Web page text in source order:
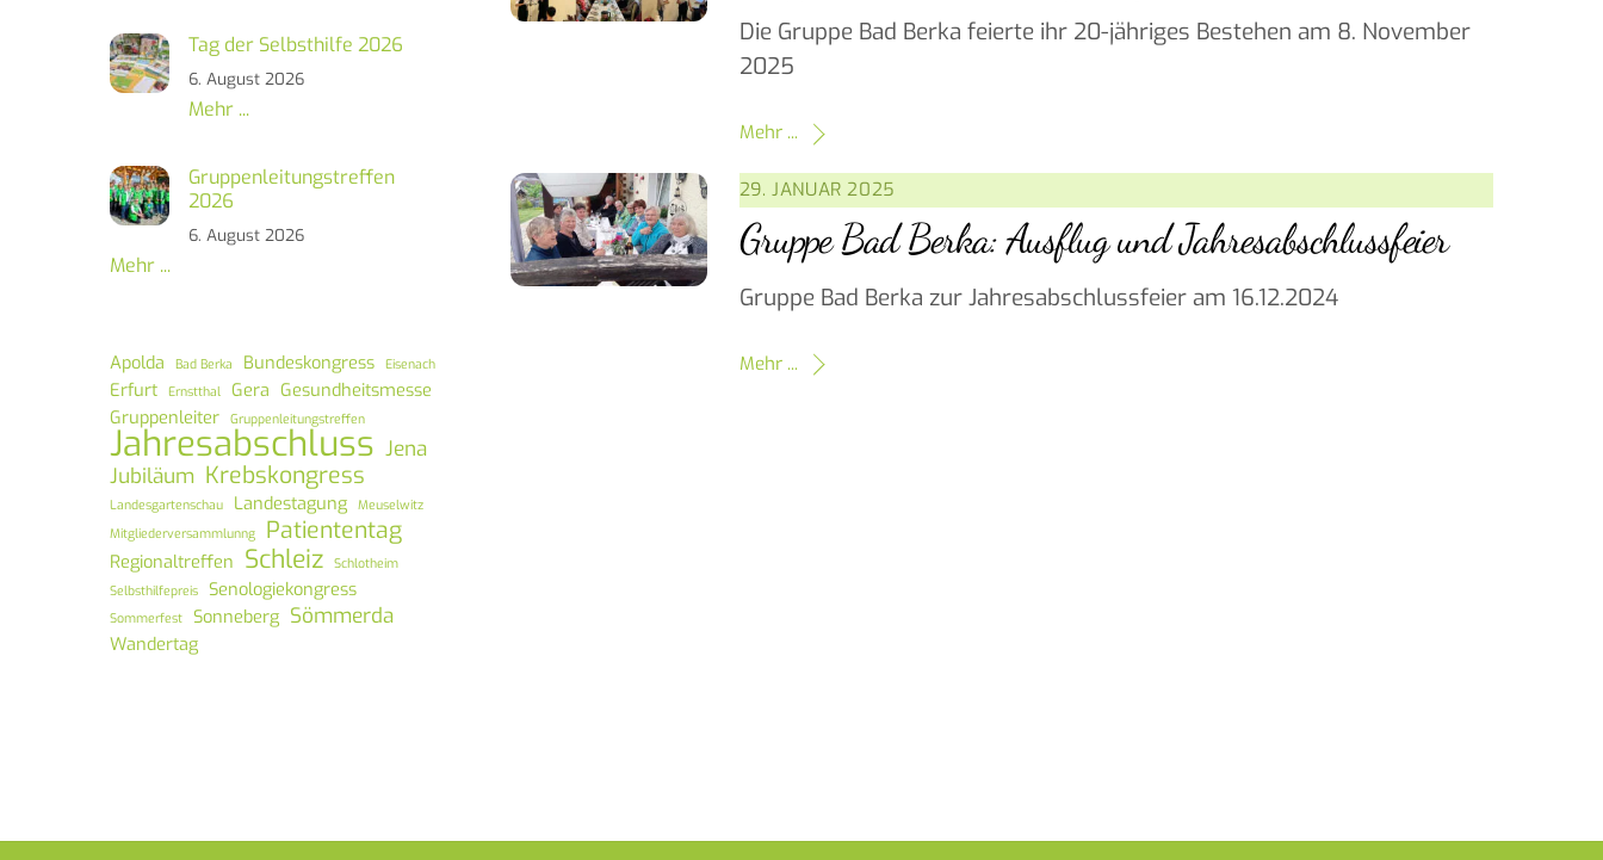
Die Gruppe Bad Berka feierte ihr 20-jähriges Bestehen am 8. November
2025
Mehr ...
29. JANUAR 2025
Gruppe Bad Berka: Ausflug und Jahresabschlussfeier
Gruppe Bad Berka zur Jahresabschlussfeier am 16.12.2024
Mehr ...
Tag der Selbsthilfe 2026
6. August 2026
Mehr ...
Gruppenleitungstreffen
2026
6. August 2026
Mehr ...
Apolda Bad Berka Bundeskongress Eisenach
Erfurt Ernstthal Gera Gesundheitsmesse
Gruppenleiter
Gruppenleitungstreffen
Jahresabschluss Jena
Jubiläum Krebskongress
Landesgartenschau Landestagung
Meuselwitz
Mitgliederversammlunng
Patiententag
Regionaltreffen Schleiz
Schlotheim
Selbsthilfepreis
Senologiekongress
Sommerfest Sonneberg Sömmerda
Wandertag